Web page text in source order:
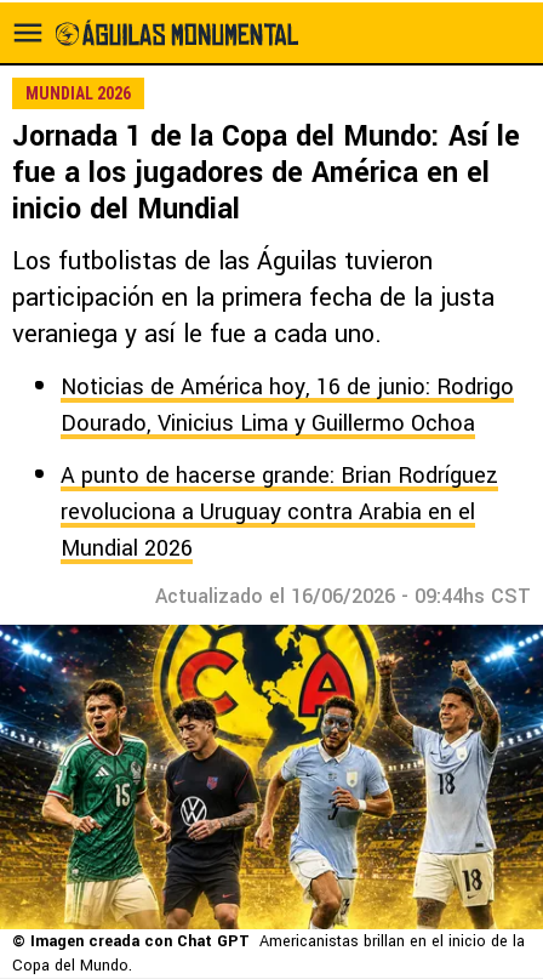
MUNDIAL 2026
Jornada 1 de la Copa del Mundo: Así le
fue a los jugadores de América en el
inicio del Mundial
Los futbolistas de las Águilas tuvieron
participación en la primera fecha de la justa
veraniega y así le fue a cada uno.
Noticias de América hoy, 16 de junio: Rodrigo
Dourado, Vinicius Lima y Guillermo Ochoa
A punto de hacerse grande: Brian Rodríguez
revoluciona a Uruguay contra Arabia en el
Mundial 2026
Actualizado el 16/06/2026 - 09:44hs CST
© Imagen creada con Chat GPT Americanistas brillan en el inicio de la
Copa del Mundo.